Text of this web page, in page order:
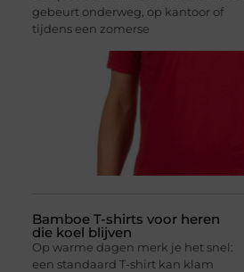
gebeurt onderweg, op kantoor of
tijdens een zomerse
Bamboe T-shirts voor heren
die koel blijven
Op warme dagen merk je het snel:
een standaard T-shirt kan klam